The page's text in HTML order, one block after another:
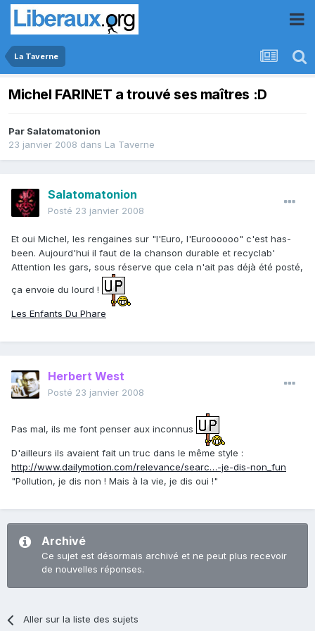
La Taverne
Michel FARINET a trouvé ses maîtres :D
Par Salatomatonion
23 janvier 2008 dans La Taverne
Salatomatonion
Posté 23 janvier 2008
Et oui Michel, les rengaines sur "l'Euro, l'Euroooooo" c'est has-
been. Aujourd'hui il faut de la chanson durable et recyclab'
Attention les gars, sous réserve que cela n'ait pas déjà été posté,
ça envoie du lourd !
Les Enfants Du Phare
Herbert West
Posté 23 janvier 2008
Pas mal, ils me font penser aux inconnus
D'ailleurs ils avaient fait un truc dans le même style :
http://www.dailymotion.com/relevance/searc…-je-dis-non_fun
"Pollution, je dis non ! Mais à la vie, je dis oui !"
Archivé
Ce sujet est désormais archivé et ne peut plus recevoir
de nouvelles réponses.
Aller sur la liste des sujets